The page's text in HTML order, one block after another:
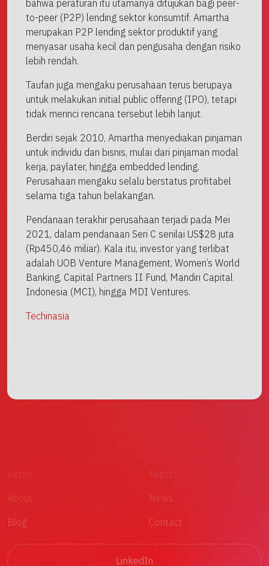
bahwa peraturan itu utamanya ditujukan bagi peer-
to-peer (P2P) lending sektor konsumtif. Amartha
merupakan P2P lending sektor produktif yang
menyasar usaha kecil dan pengusaha dengan risiko
lebih rendah.
Taufan juga mengaku perusahaan terus berupaya
untuk melakukan initial public offering (IPO), tetapi
tidak merinci rencana tersebut lebih lanjut.
Berdiri sejak 2010, Amartha menyediakan pinjaman
untuk individu dan bisnis, mulai dari pinjaman modal
kerja, paylater, hingga embedded lending.
Perusahaan mengaku selalu berstatus profitabel
selama tiga tahun belakangan.
Pendanaan terakhir perusahaan terjadi pada Mei
2021, dalam pendanaan Seri C senilai US$28 juta
(Rp450,46 miliar). Kala itu, investor yang terlibat
adalah UOB Venture Management, Women’s World
Banking, Capital Partners II Fund, Mandiri Capital
Indonesia (MCI), hingga MDI Ventures.
Techinasia
Home
About
Blog
Report
News
Contact
LinkedIn